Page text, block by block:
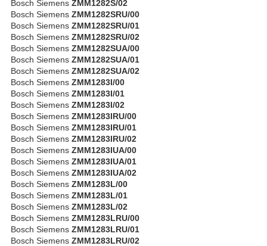
Bosch Siemens ZMM1282S/02
Bosch Siemens ZMM1282SRU/00
Bosch Siemens ZMM1282SRU/01
Bosch Siemens ZMM1282SRU/02
Bosch Siemens ZMM1282SUA/00
Bosch Siemens ZMM1282SUA/01
Bosch Siemens ZMM1282SUA/02
Bosch Siemens ZMM1283I/00
Bosch Siemens ZMM1283I/01
Bosch Siemens ZMM1283I/02
Bosch Siemens ZMM1283IRU/00
Bosch Siemens ZMM1283IRU/01
Bosch Siemens ZMM1283IRU/02
Bosch Siemens ZMM1283IUA/00
Bosch Siemens ZMM1283IUA/01
Bosch Siemens ZMM1283IUA/02
Bosch Siemens ZMM1283L/00
Bosch Siemens ZMM1283L/01
Bosch Siemens ZMM1283L/02
Bosch Siemens ZMM1283LRU/00
Bosch Siemens ZMM1283LRU/01
Bosch Siemens ZMM1283LRU/02